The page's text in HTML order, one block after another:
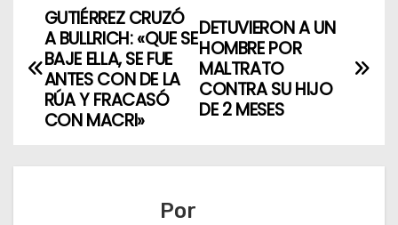
N
a
g
DETUVIERON A UN
HOMBRE POR
MALTRATO
CONTRA SU HIJO
DE 2 MESES
GUTIÉRREZ CRUZÓ
A BULLRICH: «QUE SE
BAJE ELLA, SE FUE
ANTES CON DE LA
RÚA Y FRACASÓ
CON MACRI»
Por